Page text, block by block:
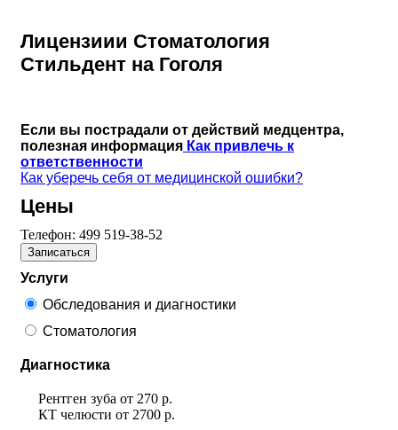
Лицензиии Стоматология
Стильдент на Гоголя
Если вы пострадали от действий медцентра,
полезная информация Как привлечь к
ответственности
Как уберечь себя от медицинской ошибки?
Цены
Телефон: 499 519-38-52
Записаться
Услуги
Обследования и диагностики
Стоматология
Диагностика
Рентген зуба от 270 р.
КТ челюсти от 2700 р.